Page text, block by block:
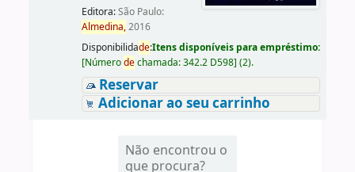
Editora:São Paulo:
Almedina,2016
Disponibilidade:Itens disponíveis para empréstimo:
[Númerodechamada:342.2 D598] (2).
Reservar
Adicionar ao seu carrinho
Não encontrou o
que procura?